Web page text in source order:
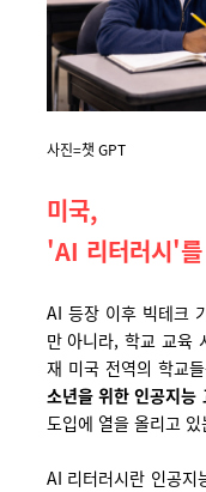
사진=챗 GPT
미국,
'AI 리터러시'
AI 등장 이후 빅테크
만 아니라, 학교 교육
재 미국 전역의 학교
소년을 위한 인공지능
도입에 열을 올리고 있
AI 리터러시란 인공지